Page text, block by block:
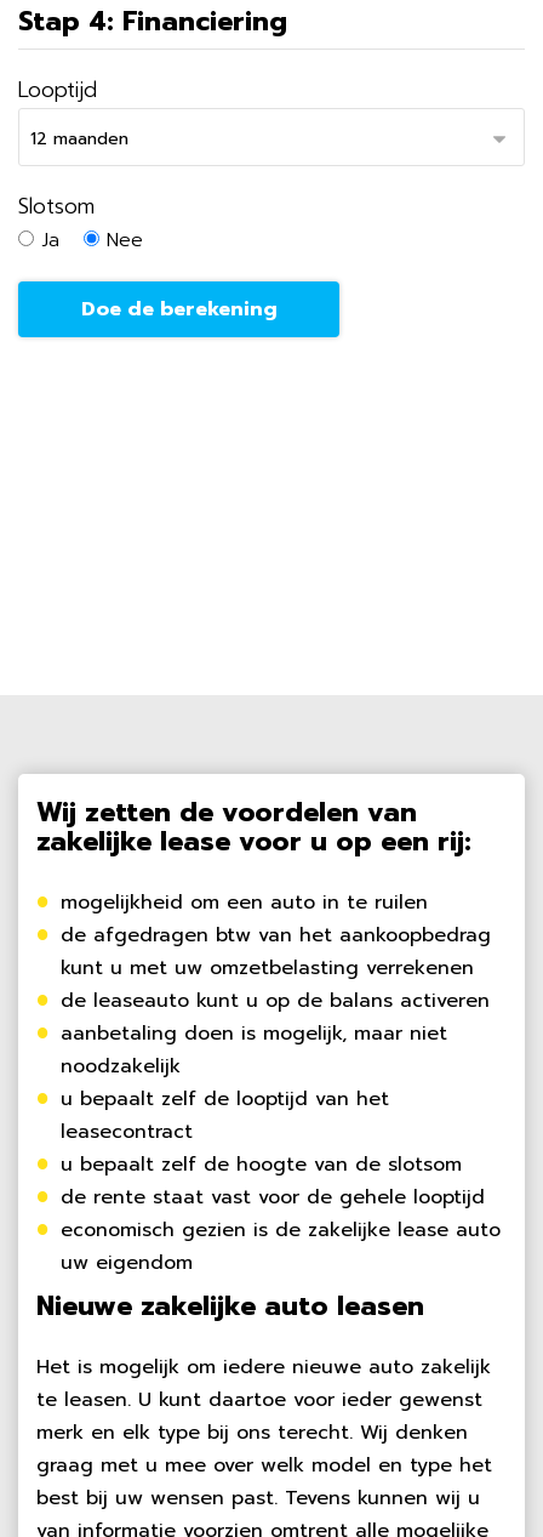
Stap 4: Financiering
Looptijd
Slotsom
Ja Nee
Doe de berekening
Wij zetten de voordelen van
zakelijke lease voor u op een rij:
mogelijkheid om een auto in te ruilen
de afgedragen btw van het aankoopbedrag
kunt u met uw omzetbelasting verrekenen
de leaseauto kunt u op de balans activeren
aanbetaling doen is mogelijk, maar niet
noodzakelijk
u bepaalt zelf de looptijd van het
leasecontract
u bepaalt zelf de hoogte van de slotsom
de rente staat vast voor de gehele looptijd
economisch gezien is de zakelijke lease auto
uw eigendom
Nieuwe zakelijke auto leasen
Het is mogelijk om iedere nieuwe auto zakelijk
te leasen. U kunt daartoe voor ieder gewenst
merk en elk type bij ons terecht. Wij denken
graag met u mee over welk model en type het
best bij uw wensen past. Tevens kunnen wij u
van informatie voorzien omtrent alle mogelijke